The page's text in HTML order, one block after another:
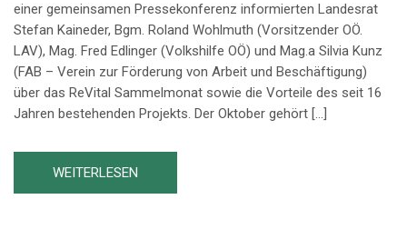
einer gemeinsamen Pressekonferenz informierten Landesrat
Stefan Kaineder, Bgm. Roland Wohlmuth (Vorsitzender OÖ.
LAV), Mag. Fred Edlinger (Volkshilfe OÖ) und Mag.a Silvia Kunz
(FAB – Verein zur Förderung von Arbeit und Beschäftigung)
über das ReVital Sammelmonat sowie die Vorteile des seit 16
Jahren bestehenden Projekts. Der Oktober gehört […]
WEITERLESEN